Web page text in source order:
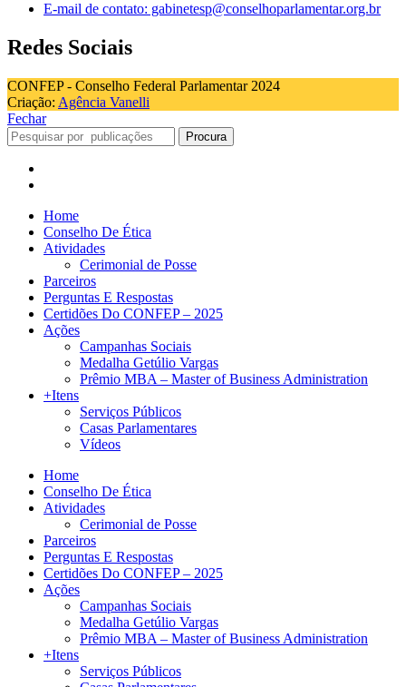
E-mail de contato: gabinetesp@conselhoparlamentar.org.br
Redes Sociais
CONFEP - Conselho Federal Parlamentar 2024
Criação: Agência Vanelli
Fechar
Procura
Home
Conselho De Ética
Atividades
Cerimonial de Posse
Parceiros
Perguntas E Respostas
Certidões Do CONFEP – 2025
Ações
Campanhas Sociais
Medalha Getúlio Vargas
Prêmio MBA – Master of Business Administration
+Itens
Serviços Públicos
Casas Parlamentares
Vídeos
Home
Conselho De Ética
Atividades
Cerimonial de Posse
Parceiros
Perguntas E Respostas
Certidões Do CONFEP – 2025
Ações
Campanhas Sociais
Medalha Getúlio Vargas
Prêmio MBA – Master of Business Administration
+Itens
Serviços Públicos